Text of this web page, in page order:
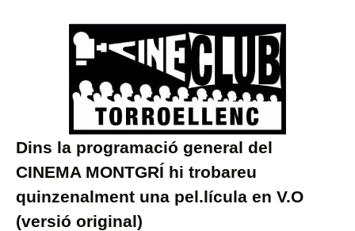
Dins la programació general del
CINEMA MONTGRÍ hi trobareu
quinzenalment una pel.lícula en V.O
(versió original)